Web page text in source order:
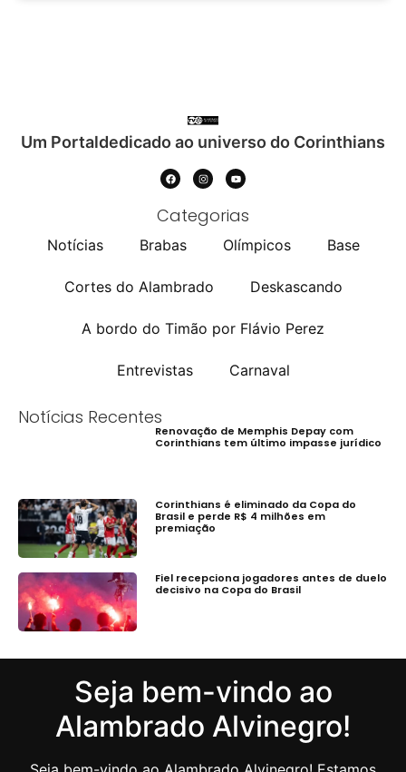
Um Portaldedicado ao universo do Corinthians
Categorias
Notícias Brabas Olímpicos Base
Cortes do Alambrado Deskascando
A bordo do Timão por Flávio Perez
Entrevistas Carnaval
Notícias Recentes
Renovação de Memphis Depay com
Corinthians tem último impasse jurídico
Corinthians é eliminado da Copa do
Brasil e perde R$ 4 milhões em
premiação
Fiel recepciona jogadores antes de duelo
decisivo na Copa do Brasil
Seja bem-vindo ao
Alambrado Alvinegro!